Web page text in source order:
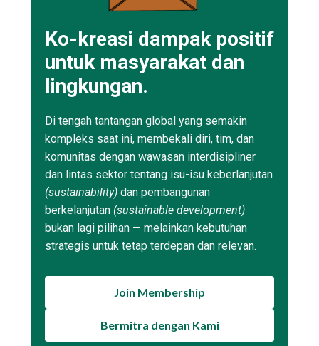
Ko-kreasi dampak positif
untuk masyarakat dan
lingkungan.
Di tengah tantangan global yang semakin
kompleks saat ini, membekali diri, tim, dan
komunitas dengan wawasan interdisipliner
dan lintas sektor tentang isu-isu keberlanjutan
(sustainability) dan pembangunan
berkelanjutan (sustainable development)
bukan lagi pilihan — melainkan kebutuhan
strategis untuk tetap terdepan dan relevan.
Join Membership
Bermitra dengan Kami